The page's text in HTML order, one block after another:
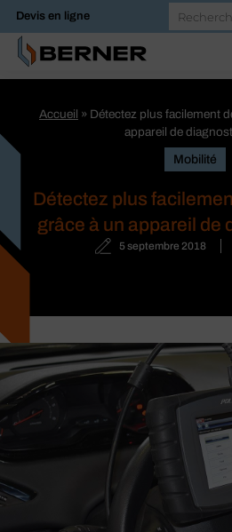
Devis en ligne
Accueil » Détectez plus facilement
appareil de
Mobilité
Détectez plus
grâce à un appareil de
5 septembre 2018